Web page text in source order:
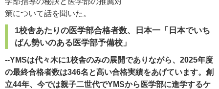
策について話を聞いた。
1校舎あたりの医学部合格者数、日本一「日本でいち
ばん勢いのある医学部予備校」
--YMSは代々木に1校舎のみの展開でありながら、2025年度
の最終合格者数は346名と高い合格実績をあげています。創
立44年、今では親子二世代でYMSから医学部に進学するケ